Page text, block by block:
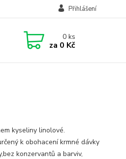
Přihlášení
0ks
za 0 Kč
kyseliny linolové.
k obohacení krmné dávky
konzervantů a barviv,